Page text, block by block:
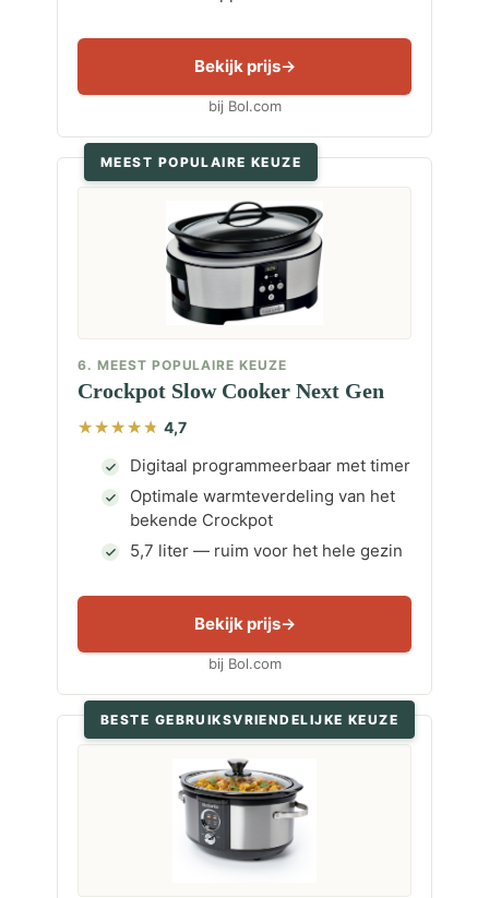
Bekijk prijs
bij Bol.com
MEEST POPULAIRE KEUZE
6. MEEST POPULAIRE KEUZE
Crockpot Slow Cooker Next Gen
4,7
Digitaal programmeerbaar met timer
Optimale warmteverdeling van het
bekende Crockpot
5,7 liter — ruim voor het hele gezin
Bekijk prijs
bij Bol.com
BESTE GEBRUIKSVRIENDELIJKE KEUZE